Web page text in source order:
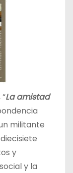
La amistad
militante
y
y la